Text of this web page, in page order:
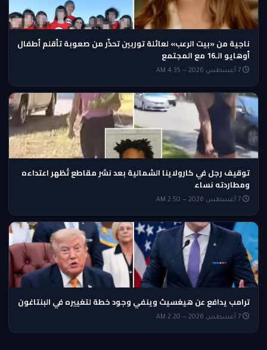
ناجية من «بيت الرعب» لعائلة توربين تحذّر من صعوبة تأقلم أطفال
أوهايو الـ16 مع المجتمع
توقيف رجل في كارولاينا الشمالية بعد نشر مقاطع تُظهر اعتداءه
ومطاردته نساء
ترامب يدافع عن هيغسيث وينفي وجود خطة لتغييره في البنتاغون